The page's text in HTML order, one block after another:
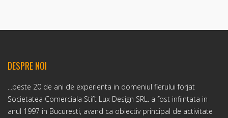
DESPRE NOI
...peste 20 de ani de experienta in domeniul fierului forjat
Societatea Comerciala Stift Lux Design SRL. a fost infiintata in
anul 1997 in Bucuresti, avand ca obiectiv principal de activitate